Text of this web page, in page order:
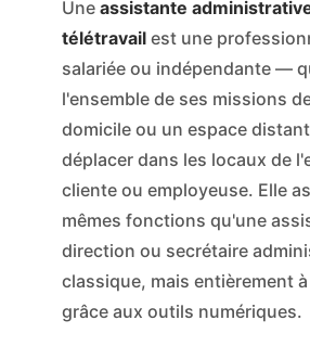
Une assistante
télétravailest une
salariée ou indépendante —
l'ensemble de ses missions
domicile ou un espace
déplacer dans les locaux de
cliente ou employeuse. Elle
mêmes fonctions qu'une
direction ou secrétaire
classique, mais entièrement
grâce aux outils numériques.